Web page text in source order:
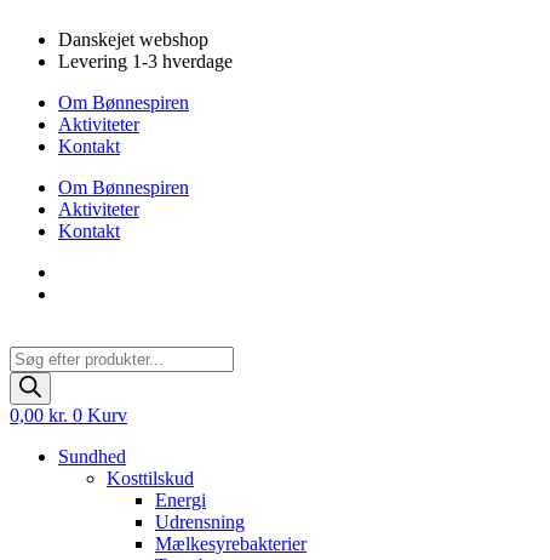
indhold
Danskejet webshop
Levering 1-3 hverdage
Om Bønnespiren
Aktiviteter
Kontakt
Om Bønnespiren
Aktiviteter
Kontakt
Products
search
0,00 kr. 0 Kurv
Sundhed
Kosttilskud
Energi
Udrensning
Mælkesyrebakterier